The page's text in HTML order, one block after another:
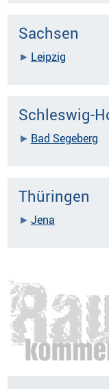
Sachsen
Leipzig
Schleswig-
Bad Segeberg
Thüringen
Jena